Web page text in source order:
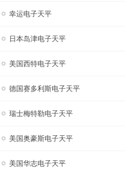
幸运电子天平
日本岛津电子天平
美国西特电子天平
德国赛多利斯电子天平
瑞士梅特勒电子天平
美国奥豪斯电子天平
美国华志电子天平